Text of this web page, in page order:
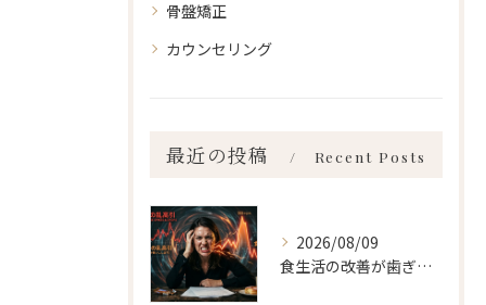
骨盤矯正
カウンセリング
最近の投稿 Recent Posts
2026/08/09
食生活の改善が歯ぎしり、食いしばり 新宿・食いしばり・骨盤矯正・小顔矯正・顎関節症・顔の左右差ならailesシンメトリー矯正院